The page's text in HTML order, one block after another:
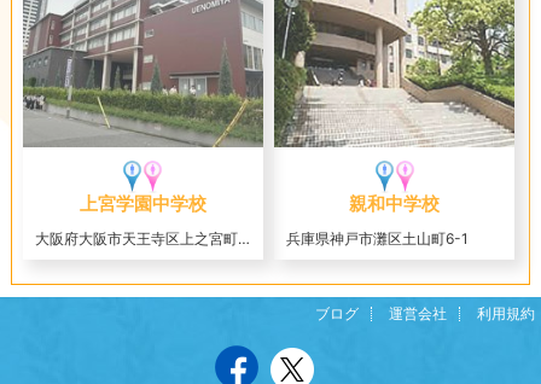
上宮学園中学校
大阪府大阪市天王寺区上之宮町3-16
親和中学校
兵庫県神戸市灘区土山町6-1
ブログ 運営会社 利用規約